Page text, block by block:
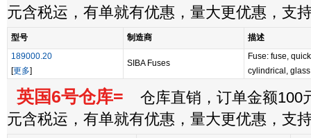
元含税运，有单就有优惠，量大更优惠，支
型号 制造商
描述
189000.20
[更多]
SIBA Fuses
Fuse: fuse,
cylindrical,
英国6号仓库= 仓库直销，订单金额100
元含税运，有单就有优惠，量大更优惠，支